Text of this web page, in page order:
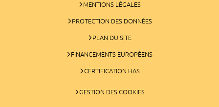
MENTIONS LÉGALES
PROTECTION DES DONNÉES
PLAN DU SITE
FINANCEMENTS EUROPÉENS
CERTIFICATION HAS
GESTION DES COOKIES